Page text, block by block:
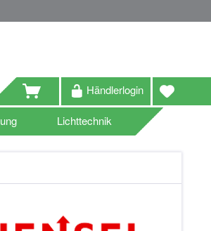
Händlerlogin
Lichttechnik